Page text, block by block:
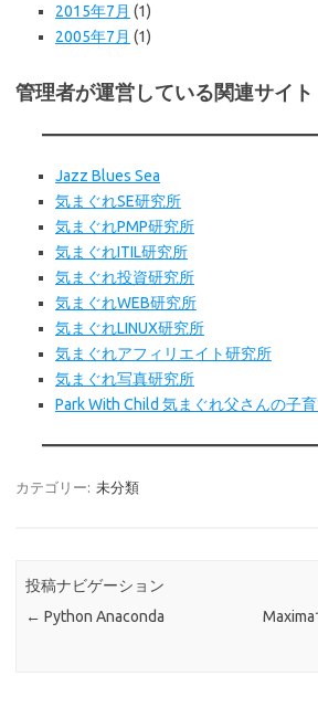
2015年7月 (1)
2005年7月 (1)
管理者が運営している関連サイト
Jazz Blues Sea
気まぐれSE研究所
気まぐれPMP研究所
気まぐれITIL研究所
気まぐれ投資研究所
気まぐれWEB研究所
気まぐれLINUX研究所
気まぐれアフィリエイト研究所
気まぐれ写真研究所
Park With Child 気まぐれ父さんの子
カテゴリー: 未分類
投稿ナビゲーション
← Python Anaconda